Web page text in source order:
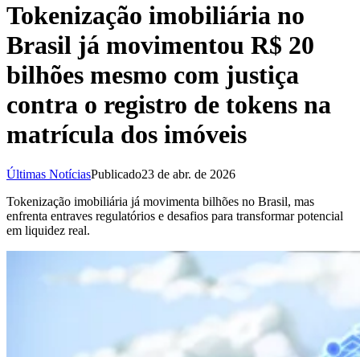
Tokenização imobiliária no
Brasil já movimentou R$ 20
bilhões mesmo com justiça
contra o registro de tokens na
matrícula dos imóveis
Últimas NotíciasPublicado23 de abr. de 2026
Tokenização imobiliária já movimenta bilhões no Brasil, mas
enfrenta entraves regulatórios e desafios para transformar potencial
em liquidez real.